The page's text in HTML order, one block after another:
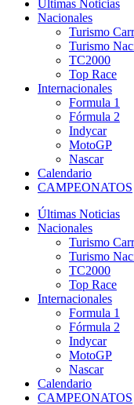
Últimas Noticias
Nacionales
Turismo
Turismo
TC2000
Top Race
Internacionales
Formula 1
Fórmula 2
Indycar
MotoGP
Nascar
Calendario
CAMPEONATOS
Últimas Noticias
Nacionales
Turismo
Turismo
TC2000
Top Race
Internacionales
Formula 1
Fórmula 2
Indycar
MotoGP
Nascar
Calendario
CAMPEONATOS